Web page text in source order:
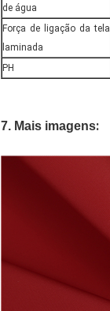
de água
Força de ligação da tela
laminada
PH
7. Mais imagens: